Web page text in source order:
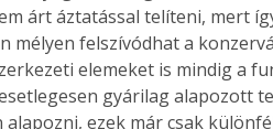
árt áztatással telíteni, mert
mélyen felszívódhat a
elemeket is mindig a
gyárilag alapozott
alapozni, ezek már csak